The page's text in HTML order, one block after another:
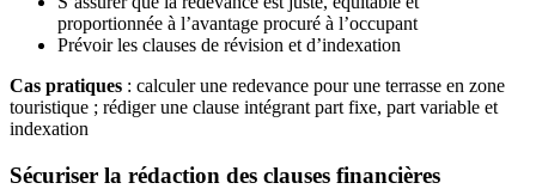
proportionnée à l’avantage procuré à l’occupant
Prévoir les clauses de révision et d’indexation
Cas pratiques : calculer une redevance pour une terrasse en zone
touristique ; rédiger une clause intégrant part fixe, part variable et
indexation
Sécuriser la rédaction des clauses financières